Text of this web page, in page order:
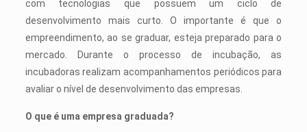
com tecnologias que possuem um ciclo de
desenvolvimento mais curto. O importante é que o
empreendimento, ao se graduar, esteja preparado para o
mercado. Durante o processo de incubação, as
incubadoras realizam acompanhamentos periódicos para
avaliar o nível de desenvolvimento das empresas.
O que é uma empresa graduada?